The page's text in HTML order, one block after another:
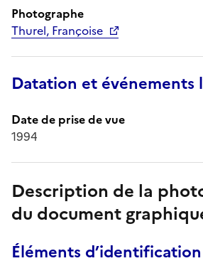
Photographe
Thurel, Françoise
Datation et événements
Date de prise de vue
1994
Description de la
du document
Éléments d’identification